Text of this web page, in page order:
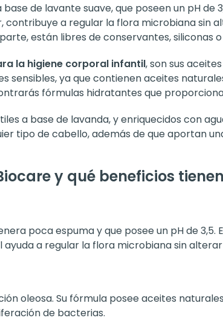
de lavante suave, que poseen un pH
contribuye a regular la flora microbiana sin
están libres de conservantes, siliconas
la higiene corporal infantil, son sus
sensibles, ya que contienen aceites
fórmulas hidratantes que
a base de lavanda, y enriquecidos con
tipo de cabello, además de que aportan
y qué beneficios
poca espuma y que posee un pH de
a regular la flora microbiana sin
oleosa. Su fórmula posee aceites
de bacterias.